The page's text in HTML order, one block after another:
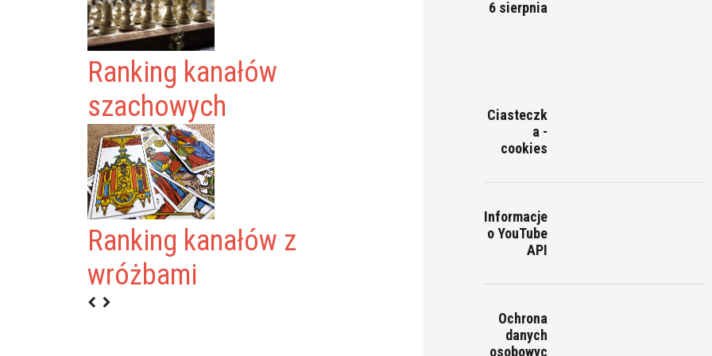
Ranking kanałów
szachowych
Ranking kanałów z
wróżbami
YOUTUBE
6 sierpnia
Ciasteczk
a -
cookies
Informacje
o YouTube
API
Ochrona
danych
osobowyc